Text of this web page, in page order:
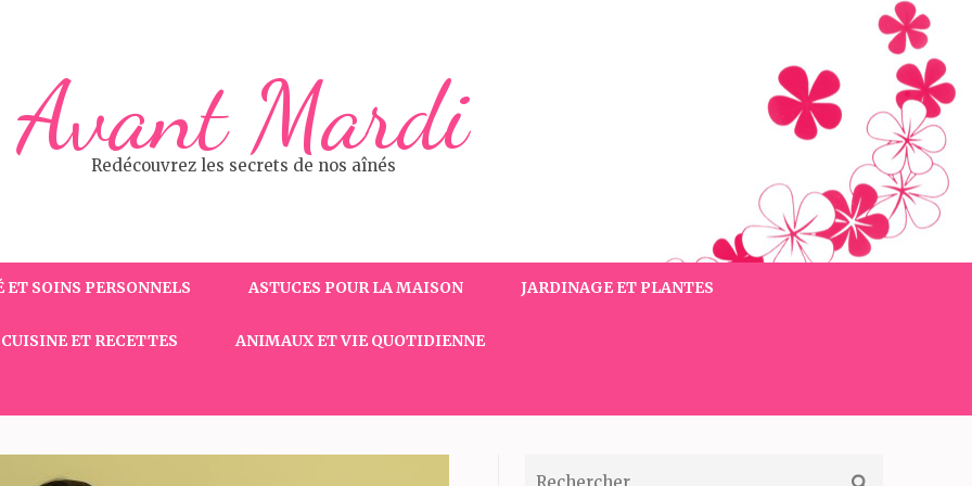
Avant Mardi
Redécouvrez les secrets de nos aînés
ET SOINS PERSONNELS ASTUCES POUR LA MAISON JARDINAGE ET PLANTES
CUISINE ET RECETTES ANIMAUX ET VIE QUOTIDIENNE
RECHERCHER